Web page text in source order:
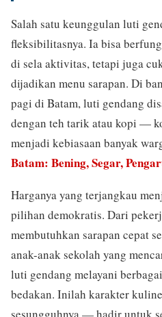
Salah satu keunggulan luti
fleksibilitasnya. Ia bisa
di sela aktivitas, tetapi juga
dijadikan menu sarapan. Di
pagi di Batam, luti gendang
dengan teh tarik atau kopi —
menjadi kebiasaan banyak
Batam: Bening, Segar,
Harganya yang terjangkau
pilihan demokratis. Dari
membutuhkan sarapan cepat
anak-anak sekolah yang
luti gendang melayani
bedakan. Inilah karakter
sesungguhnya — hadir untuk